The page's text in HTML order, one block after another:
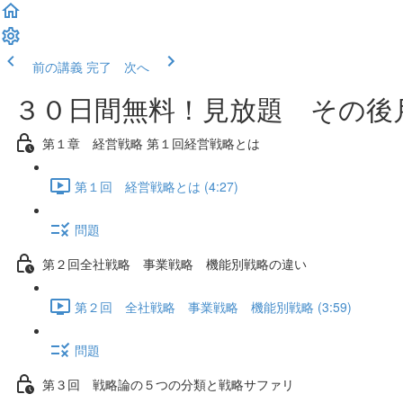
前の講義 完了 次へ
３０日間無料！見放題 その後
第１章 経営戦略 第１回経営戦略とは
第１回 経営戦略とは (4:27)
問題
第２回全社戦略 事業戦略 機能別戦略の違い
第２回 全社戦略 事業戦略 機能別戦略 (3:59)
問題
第３回 戦略論の５つの分類と戦略サファリ